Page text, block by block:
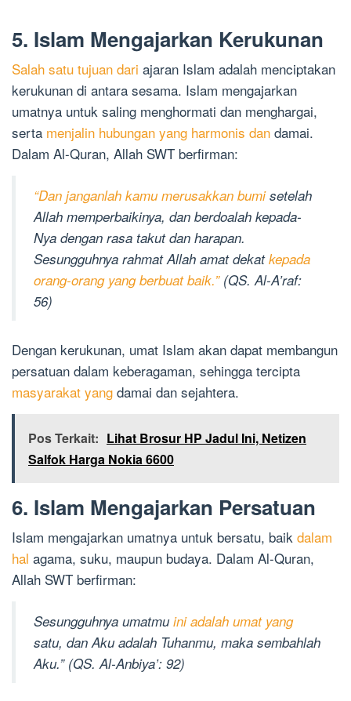
5. Islam Mengajarkan Kerukunan
Salah satu tujuan dari ajaran Islam adalah menciptakan
kerukunan di antara sesama. Islam mengajarkan
umatnya untuk saling menghormati dan menghargai,
serta menjalin hubungan yang harmonis dan damai.
Dalam Al-Quran, Allah SWT berfirman:
“Dan janganlah kamu merusakkan bumisetelah
Allah memperbaikinya, dan berdoalah kepada-
Nya dengan rasa takut dan harapan.
Sesungguhnya rahmat Allah amat dekatkepada
orang-orang yang berbuat baik.”(QS. Al-A’raf:
56)
Dengan kerukunan, umat Islam akan dapat membangun
persatuan dalam keberagaman, sehingga tercipta
masyarakat yang damai dan sejahtera.
Pos Terkait: Lihat Brosur HP Jadul Ini, Netizen
Salfok Harga Nokia 6600
6. Islam Mengajarkan Persatuan
Islam mengajarkan umatnya untuk bersatu, baik dalam
hal agama, suku, maupun budaya. Dalam Al-Quran,
Allah SWT berfirman:
Sesungguhnya umatmuini adalah umat yang
satu, dan Aku adalah Tuhanmu, maka sembahlah
Aku.” (QS. Al-Anbiya’: 92)